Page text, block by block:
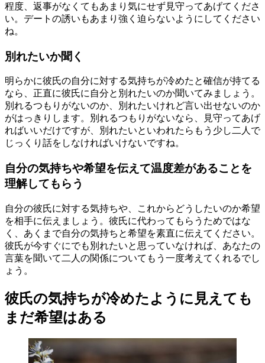
程度、返事がなくてもあまり気にせず見守ってあげてくださ
い。デートの誘いもあまり強く迫らないようにしてください
ね。
別れたいか聞く
明らかに彼氏の自分に対する気持ちが冷めたと確信が持てる
なら、正直に彼氏に自分と別れたいのか聞いてみましょう。
別れるつもりがないのか、別れたいけれど言い出せないのか
がはっきりします。別れるつもりがないなら、見守ってあげ
ればいいだけですが、別れたいといわれたらもう少し二人で
じっくり話をしなければいけないですね。
自分の気持ちや希望を伝えて温度差があることを
理解してもらう
自分の彼氏に対する気持ちや、これからどうしたいのか希望
を相手に伝えましょう。彼氏に代わってもらうためではな
く、あくまで自分の気持ちと希望を素直に伝えてください。
彼氏が今すぐにでも別れたいと思っていなければ、あなたの
言葉を聞いて二人の関係についてもう一度考えてくれるでし
ょう。
彼氏の気持ちが冷めたように見えても
まだ希望はある